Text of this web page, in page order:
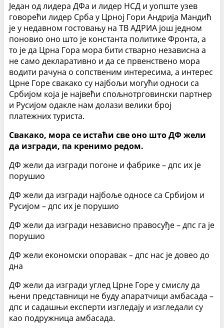
Један од лидера ДФа и лидер НСД и уопште узев
говорећи лидер Срба у Црној Гори Андрија Мандић
је у недавном гостовању на ТВ АДРИА још једном
поновио оно што је константа политике Фронта, а
то је да Црна Гора мора бити стварно независна а
не само декларативно и да се првенствено мора
водити рачуна о сопственим интересима, а интерес
Црне Горе свакако су најбољи могући односи са
Србијом која је највећи спољнотрговински партнер
и Русијом одакле нам долази велики број
платежних туриста.
Свакако, мора се истаћи све оно што ДФ жели
да изгради, па кренимо редом.
ДФ жели да изгради погоне и фабрике – дпс их је
порушио
ДФ жели да изгради најбоље односе са Србијом и
Русијом – дпс их је порушио
ДФ жели да изгради независно правосуђе – дпс га је
порушио
ДФ жели економски опоравак – дпс нас је довео до
дна
ДФ жели да изгради углед Црне Горе у смислу да
њени представници не буду апаратчици амбасада –
дпс и садашњи експерти изгледају и изгледали су
као подружница амбасада.